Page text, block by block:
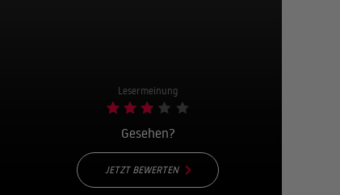
Lesermeinung
Gesehen?
JETZT BEWERTEN